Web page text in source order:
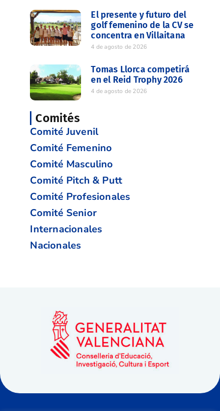
El presente y futuro del
golf femenino de la CV se
concentra en Villaitana
4 de agosto de 2026
Tomas Llorca competirá
en el Reid Trophy 2026
4 de agosto de 2026
Comités
Comité Juvenil
Comité Femenino
Comité Masculino
Comité Pitch & Putt
Comité Profesionales
Comité Senior
Internacionales
Nacionales